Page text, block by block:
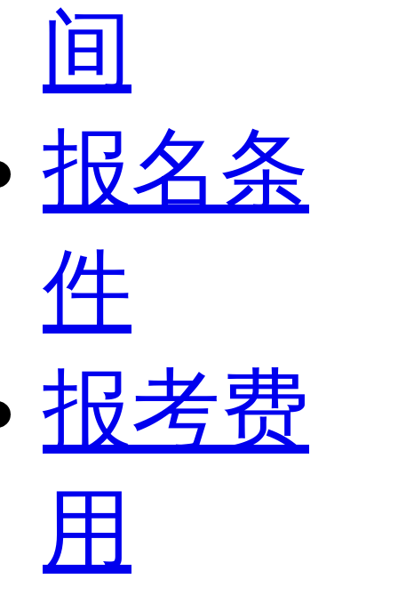
间
报名条
件
报考费
用